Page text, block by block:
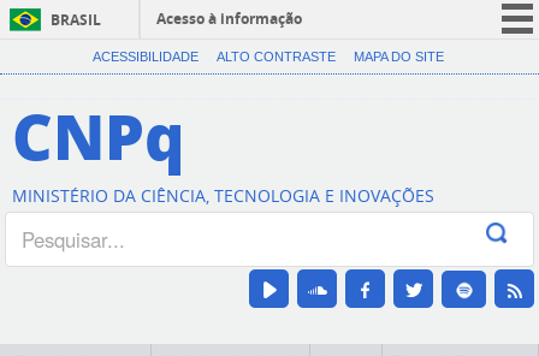
BRASIL
Acesso à informação
CORONAVÍRUS (COVID-19)
Canais
ACESSIBILIDADE ALTO CONTRASTE MAPA DO SITE
CNPq
MINISTÉRIO DA CIÊNCIA, TECNOLOGIA E INOVAÇÕES